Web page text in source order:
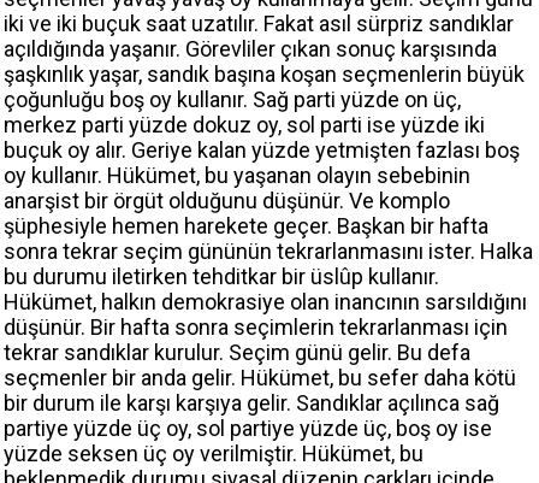
iki ve iki buçuk saat uzatılır. Fakat asıl sürpriz sandıklar
açıldığında yaşanır. Görevliler çıkan sonuç karşısında
şaşkınlık yaşar, sandık başına koşan seçmenlerin büyük
çoğunluğu boş oy kullanır. Sağ parti yüzde on üç,
merkez parti yüzde dokuz oy, sol parti ise yüzde iki
buçuk oy alır. Geriye kalan yüzde yetmişten fazlası boş
oy kullanır. Hükümet, bu yaşanan olayın sebebinin
anarşist bir örgüt olduğunu düşünür. Ve komplo
şüphesiyle hemen harekete geçer. Başkan bir hafta
sonra tekrar seçim gününün tekrarlanmasını ister. Halka
bu durumu iletirken tehditkar bir üslûp kullanır.
Hükümet, halkın demokrasiye olan inancının sarsıldığını
düşünür. Bir hafta sonra seçimlerin tekrarlanması için
tekrar sandıklar kurulur. Seçim günü gelir. Bu defa
seçmenler bir anda gelir. Hükümet, bu sefer daha kötü
bir durum ile karşı karşıya gelir. Sandıklar açılınca sağ
partiye yüzde üç oy, sol partiye yüzde üç, boş oy ise
yüzde seksen üç oy verilmiştir. Hükümet, bu